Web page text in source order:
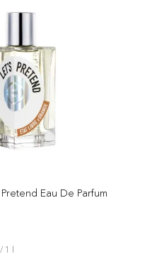
Eau De Parfum
1 l